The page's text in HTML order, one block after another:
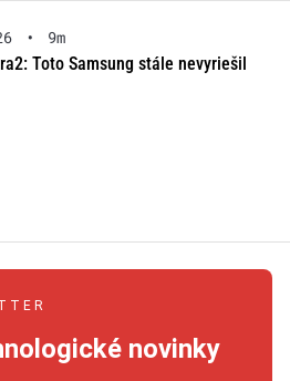
•
9m
Toto Samsung stále nevyriešil
novinky